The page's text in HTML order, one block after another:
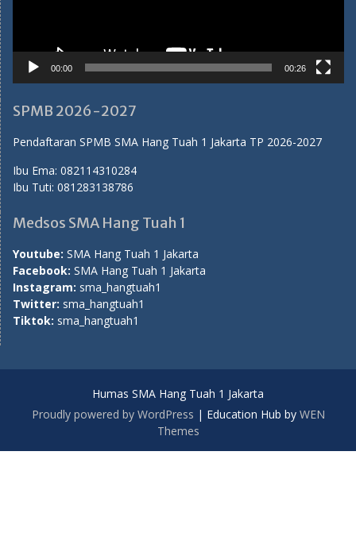
00:00 00:26
SPMB 2026-2027
Pendaftaran SPMB SMA Hang Tuah 1 Jakarta TP 2026-2027
Ibu Ema: 082114310284
Ibu Tuti: 081283138786
Medsos SMA Hang Tuah 1
Youtube: SMA Hang Tuah 1 Jakarta
Facebook: SMA Hang Tuah 1 Jakarta
Instagram: sma_hangtuah1
Twitter: sma_hangtuah1
Tiktok: sma_hangtuah1
Humas SMA Hang Tuah 1 Jakarta
Proudly powered by WordPress | Education Hub by WEN
Themes